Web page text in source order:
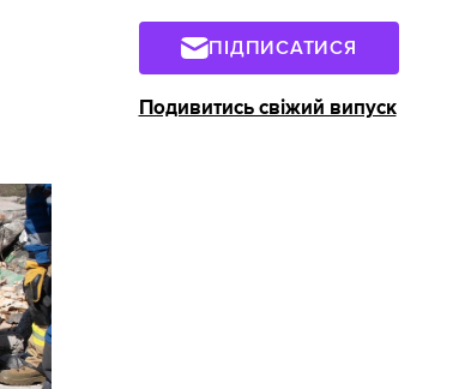
ПІДПИСАТИСЯ
Подивитись свіжий випуск